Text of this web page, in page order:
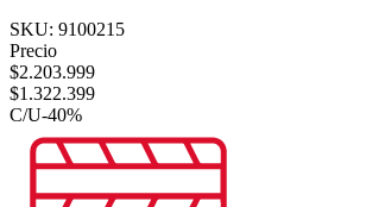
SKU: 9100215
Precio
$2.203.999
$1.322.399
C/U-40%